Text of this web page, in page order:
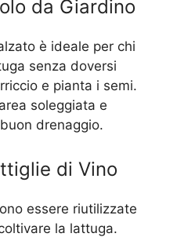
da Giardino
è ideale per chi
senza doversi
e pianta i semi.
soleggiata e
drenaggio.
di Vino
essere riutilizzate
la lattuga.